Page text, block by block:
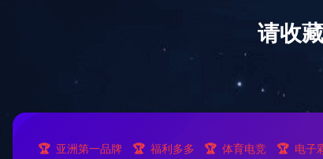
首页 开云(中国)